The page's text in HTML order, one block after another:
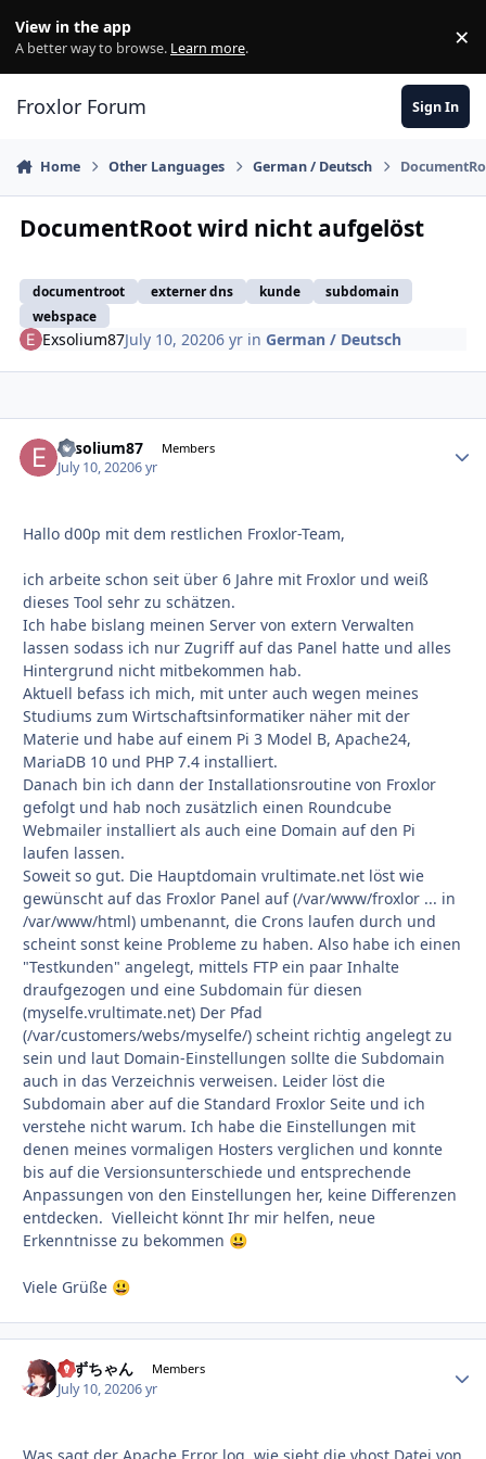
View in the app
A better way to browse. Learn more. ×
Froxlor Forum Sign In
Home Other Languages German / Deutsch
DocumentRoot wird nicht aufgelöst
documentroot externer dns kunde
subdomain
webspace
Exsolium87July 10, 20206 yr inGerman / Deutsch
Exsolium87 Members
July 10, 20206 yr
Hallo d00p mit dem restlichen Froxlor-Team,
ich arbeite schon seit über 6 Jahre mit Froxlor und weiß
dieses Tool sehr zu schätzen.
Ich habe bislang meinen Server von extern Verwalten
lassen sodass ich nur Zugriff auf das Panel hatte und alles
Hintergrund nicht mitbekommen hab.
Aktuell befass ich mich, mit unter auch wegen meines
Studiums zum Wirtschaftsinformatiker näher mit der
Materie und habe auf einem Pi 3 Model B, Apache24,
MariaDB 10 und PHP 7.4 installiert.
Danach bin ich dann der Installationsroutine von Froxlor
gefolgt und hab noch zusätzlich einen Roundcube
Webmailer installiert als auch eine Domain auf den Pi
laufen lassen.
Soweit so gut. Die Hauptdomain vrultimate.net löst wie
gewünscht auf das Froxlor Panel auf (/var/www/froxlor ... in
/var/www/html) umbenannt, die Crons laufen durch und
scheint sonst keine Probleme zu haben. Also habe ich einen
"Testkunden" angelegt, mittels FTP ein paar Inhalte
draufgezogen und eine Subdomain für diesen
(myselfe.vrultimate.net) Der Pfad
(/var/customers/webs/myselfe/) scheint richtig angelegt zu
sein und laut Domain-Einstellungen sollte die Subdomain
auch in das Verzeichnis verweisen. Leider löst die
Subdomain aber auf die Standard Froxlor Seite und ich
verstehe nicht warum. Ich habe die Einstellungen mit
denen meines vormaligen Hosters verglichen und konnte
bis auf die Versionsunterschiede und entsprechende
Anpassungen von den Einstellungen her, keine Differenzen
entdecken. Vielleicht könnt Ihr mir helfen, neue
Erkenntnisse zu bekommen 😃
Viele Grüße 😃
すずちゃん Members
July 10, 20206 yr
Was sagt der Apache Error log, wie sieht die vhost Datei von